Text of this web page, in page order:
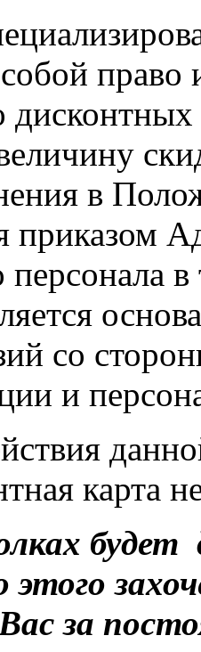
собой
в
приказом
персонала
со
и
карта
этого
за